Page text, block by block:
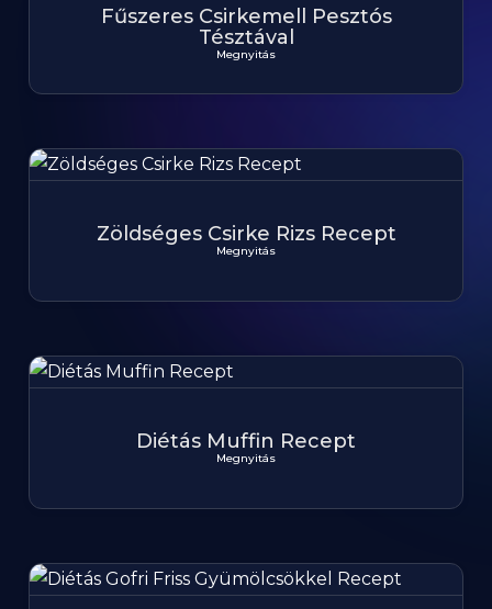
Fűszeres Csirkemell Pesztós
Tésztával
Megnyitás
Zöldséges Csirke Rizs Recept
Megnyitás
Diétás Muffin Recept
Megnyitás